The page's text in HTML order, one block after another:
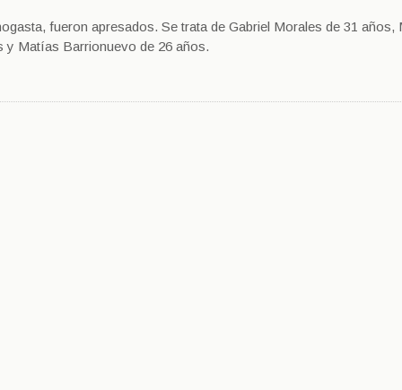
fueron apresados. Se trata de Gabriel Morales de 31 años,
y Matías Barrionuevo de 26 años.